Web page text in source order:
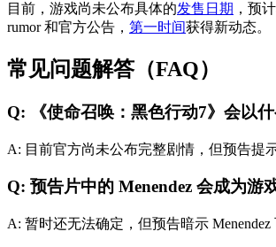
目前，游戏尚未公布具体的发售日期 ，预
rumor 和官方公告， 第一时间获得新动态。
常见问题解答（FAQ）
Q: 《使命召唤：黑色行动7》会以
A: 目前官方尚未公布完整剧情，但预告提
Q: 预告片中的 Menendez 会成为游
A: 暂时还无法确定，但预告暗示